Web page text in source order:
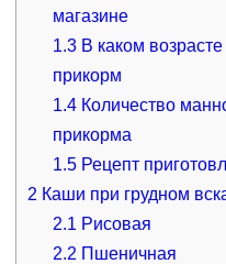
магазине
1.3 В каком
прикорм
1.4 Количество
прикорма
1.5 Рецепт
2 Каши при грудном
2.1 Рисовая
2.2 Пшеничная